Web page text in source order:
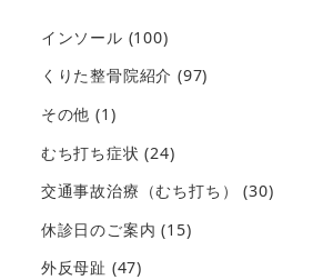
インソール (100)
くりた整骨院紹介 (97)
その他 (1)
むち打ち症状 (24)
交通事故治療（むち打ち）
(30)
休診日のご案内 (15)
外反母趾 (47)